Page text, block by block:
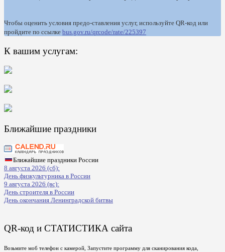
Чтобы оценить условия предо-ставления услуг, используйте QR-код или
пройдите по ссылке bus.gov.ru/qrcode/rate/225397
К вашим услугам:
Ближайшие праздники
Ближайшие праздники России
8 августа 2026 (сб):
День физкультурника в России
9 августа 2026 (вс):
День строителя в России
День окончания Ленинградской битвы
QR-код и СТАТИСТИКА сайта
Возьмите моб телефон с камерой, Запустите программу для сканирования кода,